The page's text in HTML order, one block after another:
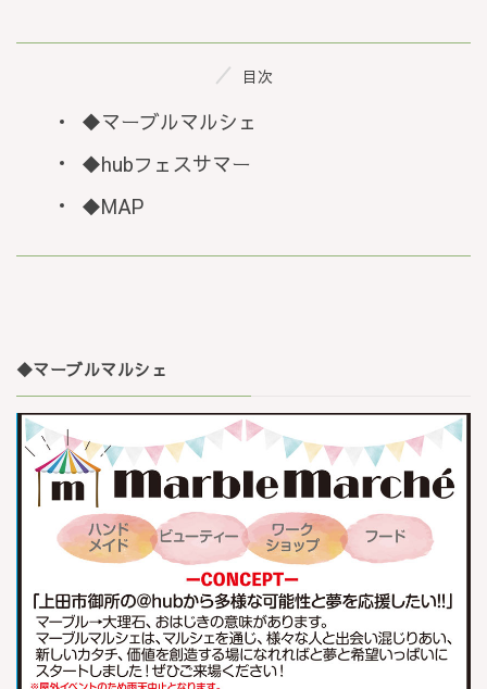
目次
◆マーブルマルシェ
◆hubフェスサマー
◆MAP
◆マーブルマルシェ